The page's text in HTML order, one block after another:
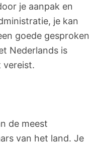
je aanpak en
je kan
goede gesproken
Nederlands is
vereist.
de meest
van het land. Je